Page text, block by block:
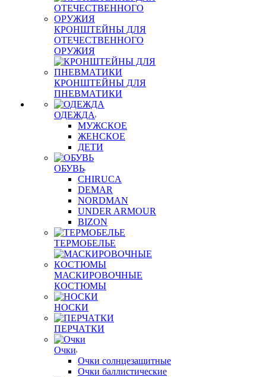
КРОНШТЕЙНЫ ДЛЯ
ОТЕЧЕСТВЕННОГО
ОРУЖИЯ
КРОНШТЕЙНЫ ДЛЯ
ПНЕВМАТИКИ
ОДЕЖДА
МУЖСКОЕ
ЖЕНСКОЕ
ДЕТИ
ОБУВЬ
CHIRUCA
DEMAR
NORDMAN
UNDER ARMOUR
BIZON
ТЕРМОБЕЛЬЕ
МАСКИРОВОЧНЫЕ
КОСТЮМЫ
НОСКИ
ПЕРЧАТКИ
Очки
Очки солнцезащитные
Очки баллистические